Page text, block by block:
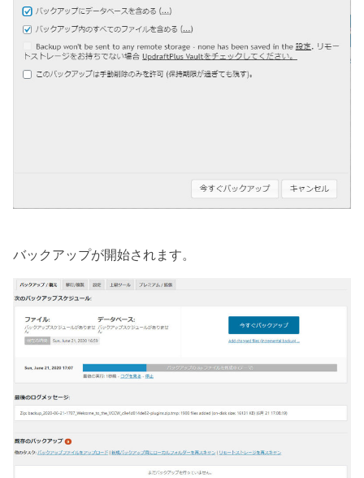
バックアップが開始されます。